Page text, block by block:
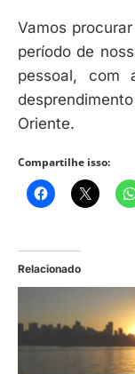
Vamos
período de
pessoal, com
Oriente.
Compartilhe isso:
Relacionado